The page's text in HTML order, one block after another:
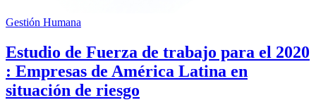
Gestión Humana
Estudio de Fuerza de trabajo para el 2020
: Empresas de América Latina en
situación de riesgo